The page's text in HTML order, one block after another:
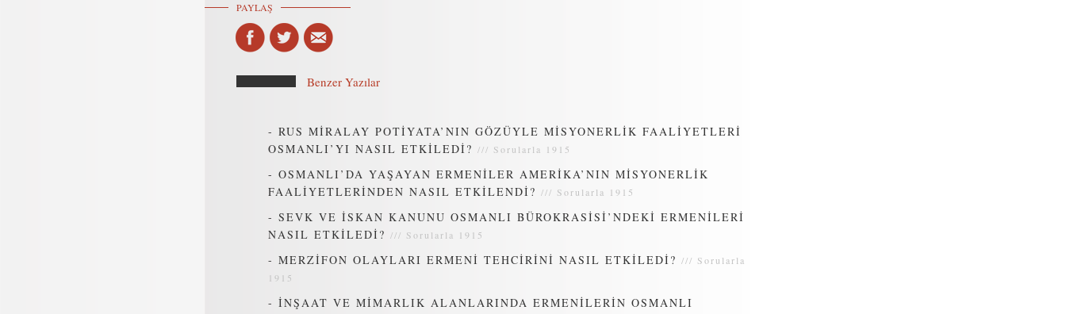
PAYLAŞ
Benzer Yazılar
- RUS MİRALAY POTİYATA’NIN GÖZÜYLE MİSYONERLİK FAALİYETLERİ
OSMANLI’YI NASIL ETKİLEDİ? /// Sorularla 1915
- OSMANLI’DA YAŞAYAN ERMENİLER AMERİKA’NIN MİSYONERLİK
FAALİYETLERİNDEN NASIL ETKİLENDİ? /// Sorularla 1915
- SEVK VE İSKAN KANUNU OSMANLI BÜROKRASİSİ’NDEKİ ERMENİLERİ
NASIL ETKİLEDİ? /// Sorularla 1915
- MERZİFON OLAYLARI ERMENİ TEHCİRİNİ NASIL ETKİLEDİ? /// Sorularla
1915
- İNŞAAT VE MİMARLIK ALANLARINDA ERMENİLERİN OSMANLI